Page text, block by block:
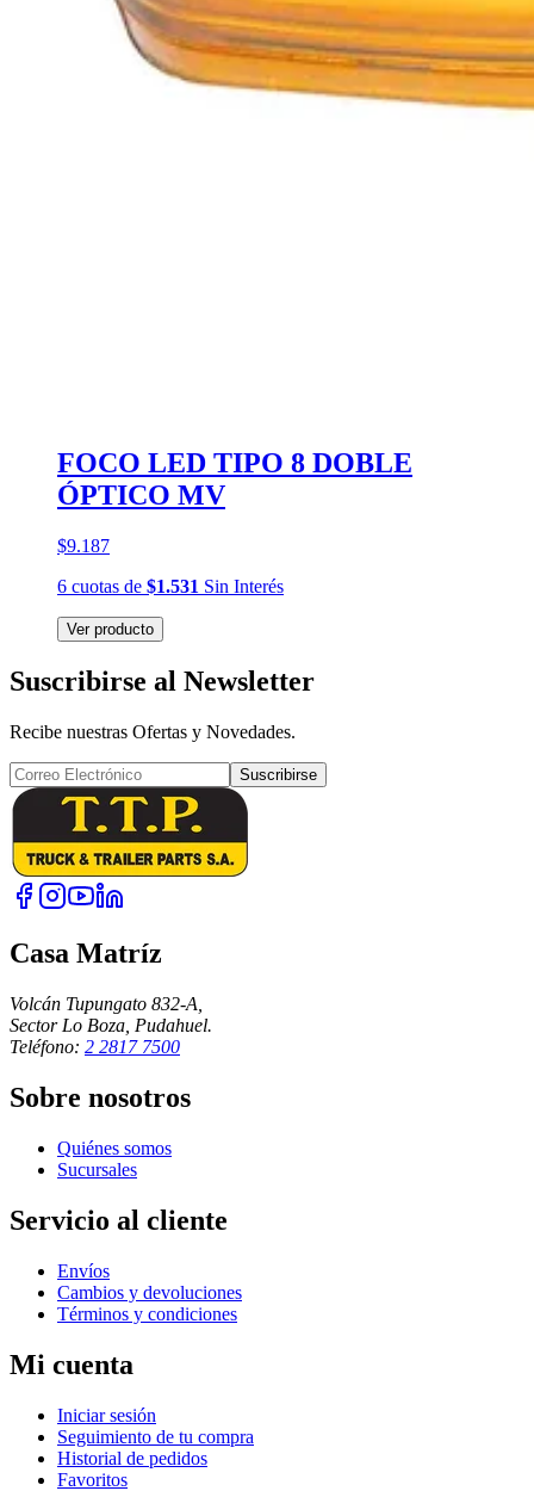
FOCO LED TIPO 8 DOBLE
ÓPTICO MV
$9.187
6 cuotas de $1.531 Sin Interés
Ver producto
Suscribirse al Newsletter
Recibe nuestras Ofertas y Novedades.
Suscribirse
Casa Matríz
Volcán Tupungato 832-A,
Sector Lo Boza, Pudahuel.
Teléfono: 2 2817 7500
Sobre nosotros
Quiénes somos
Sucursales
Servicio al cliente
Envíos
Cambios y devoluciones
Términos y condiciones
Mi cuenta
Iniciar sesión
Seguimiento de tu compra
Historial de pedidos
Favoritos